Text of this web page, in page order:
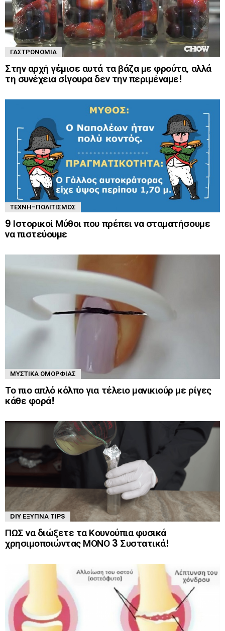
ΓΑΣΤΡΟΝΟΜΊΑ
Στην αρχή γέμισε αυτά τα βάζα με φρούτα, αλλά
τη συνέχεια σίγουρα δεν την περιμέναμε!
ΤΈΧΝΗ-ΠΟΛΙΤΙΣΜΌΣ
9 Ιστορικοί Μύθοι που πρέπει να σταματήσουμε
να πιστεύουμε
ΜΥΣΤΙΚΆ ΟΜΟΡΦΙΆΣ
Το πιο απλό κόλπο για τέλειο μανικιούρ με ρίγες
κάθε φορά!
DIY ΈΞΥΠΝΑ TIPS
ΠΩΣ να διώξετε τα Κουνούπια φυσικά
χρησιμοποιώντας ΜΟΝΟ 3 Συστατικά!